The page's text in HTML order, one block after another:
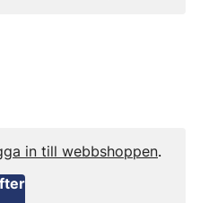
in till webbshoppen.